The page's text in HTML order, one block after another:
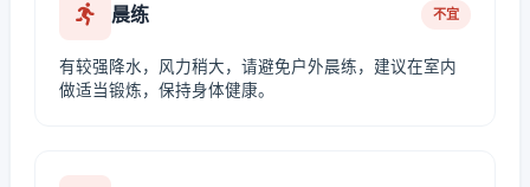
晨练 不宜
有较强降水，风力稍大，请避免户外晨练，建议在室内
做适当锻炼，保持身体健康。